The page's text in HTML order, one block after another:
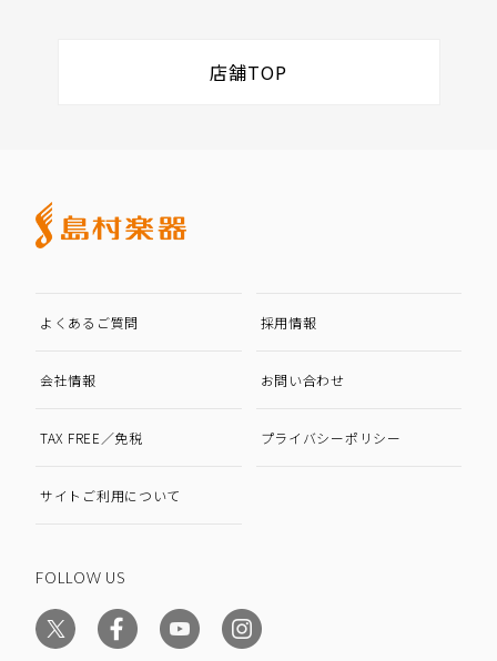
店舗TOP
よくあるご質問 採用情報
会社情報 お問い合わせ
TAX FREE／免税 プライバシーポリシー
サイトご利用について
FOLLOW US